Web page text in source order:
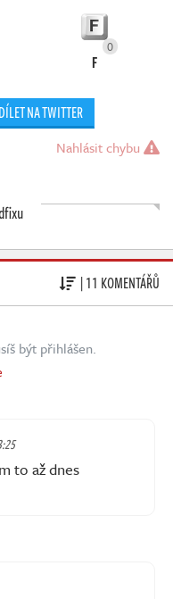
0
F
NA TWITTER
Nahlásit chybu
| 11 KOMENTÁŘŮ
být přihlášen.
to až dnes